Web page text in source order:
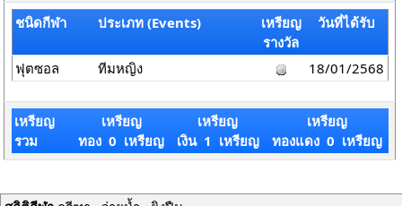
ชนิดกีฬา ประเภท (Events)
เหรียญ
รางวัล
วันที่ได้รับ
ฟุตซอล ทีมหญิง 18/01/2568
เหรียญ
รวม
เหรียญ
ทอง 0 เหรียญ
เหรียญ
เงิน 1 เหรียญ
เหรียญ
ทองแดง 0 เหรียญ